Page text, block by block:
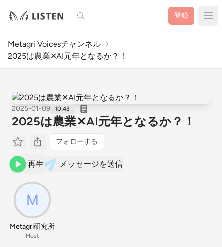
検索 登録
Metagri Voicesチャンネル
2025は農業✕AI元年となるか？！
2025-01-09 10:43
2025は農業✕AI元年となるか？！
フォローする
再生 メッセージを送信
Metagri研究所
Host